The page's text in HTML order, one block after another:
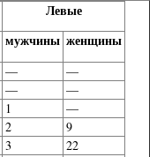
Левые
мужчины женщины
—
—
—
—
1
—
2
9
3
22